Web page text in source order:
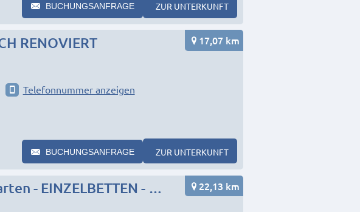
BUCHUNGSANFRAGE ZUR UNTERKUNFT
RENOVIERT 17,07 km
Telefonnummer anzeigen
BUCHUNGSANFRAGE ZUR UNTERKUNFT
Monteurzimmer, Ferienwohnung mit Garten - EINZELBETTEN - Unterkunft DECKER 22,13 km